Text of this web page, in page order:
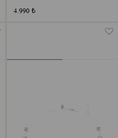
4.990 ₺